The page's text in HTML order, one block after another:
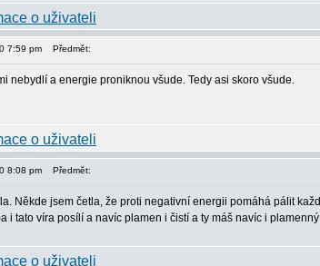
7:59 pm Předmět:
nebydlí a energie proniknou všude. Tedy asi skoro všude.
8:08 pm Předmět:
Někde jsem četla, že proti negativní energii pomáhá pálit
i tato víra posílí a navíc plamen i čistí a ty máš navíc i